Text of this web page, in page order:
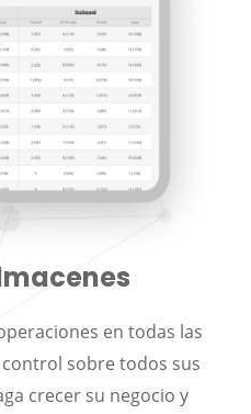
en todas las
sobre todos sus
crecer su negocio y